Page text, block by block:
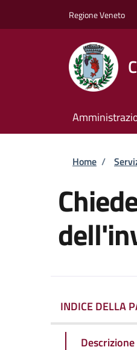
Regione Veneto
Home /
INDICE DELLA
Descrizione